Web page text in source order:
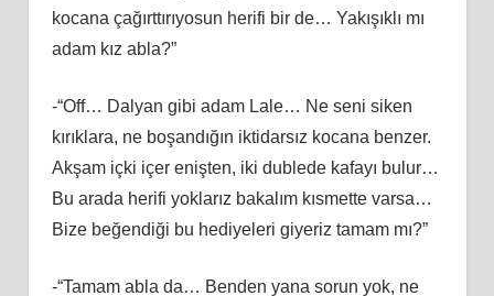
kocana çağırttırıyosun herifi bir de… Yakışıklı mı
adam kız abla?”
-“Off… Dalyan gibi adam Lale… Ne seni siken
kırıklara, ne boşandığın iktidarsız kocana benzer.
Akşam içki içer enişten, iki dublede kafayı bulur…
Bu arada herifi yoklarız bakalım kısmette varsa…
Bize beğendiği bu hediyeleri giyeriz tamam mı?”
-“Tamam abla da… Benden yana sorun yok, ne